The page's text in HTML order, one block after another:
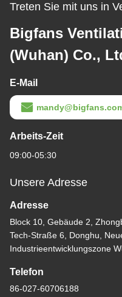
Treten Sie mit uns in
Bigfans
(Wuhan) Co.,
E-Mail
Arbeits-Zeit
09:00-05:30
Unsere Adresse
Adresse
Block 10, Gebäude 2,
Tech-Straße 6, Donghu,
Industrieentwicklungszone
Telefon
86-027-60706188